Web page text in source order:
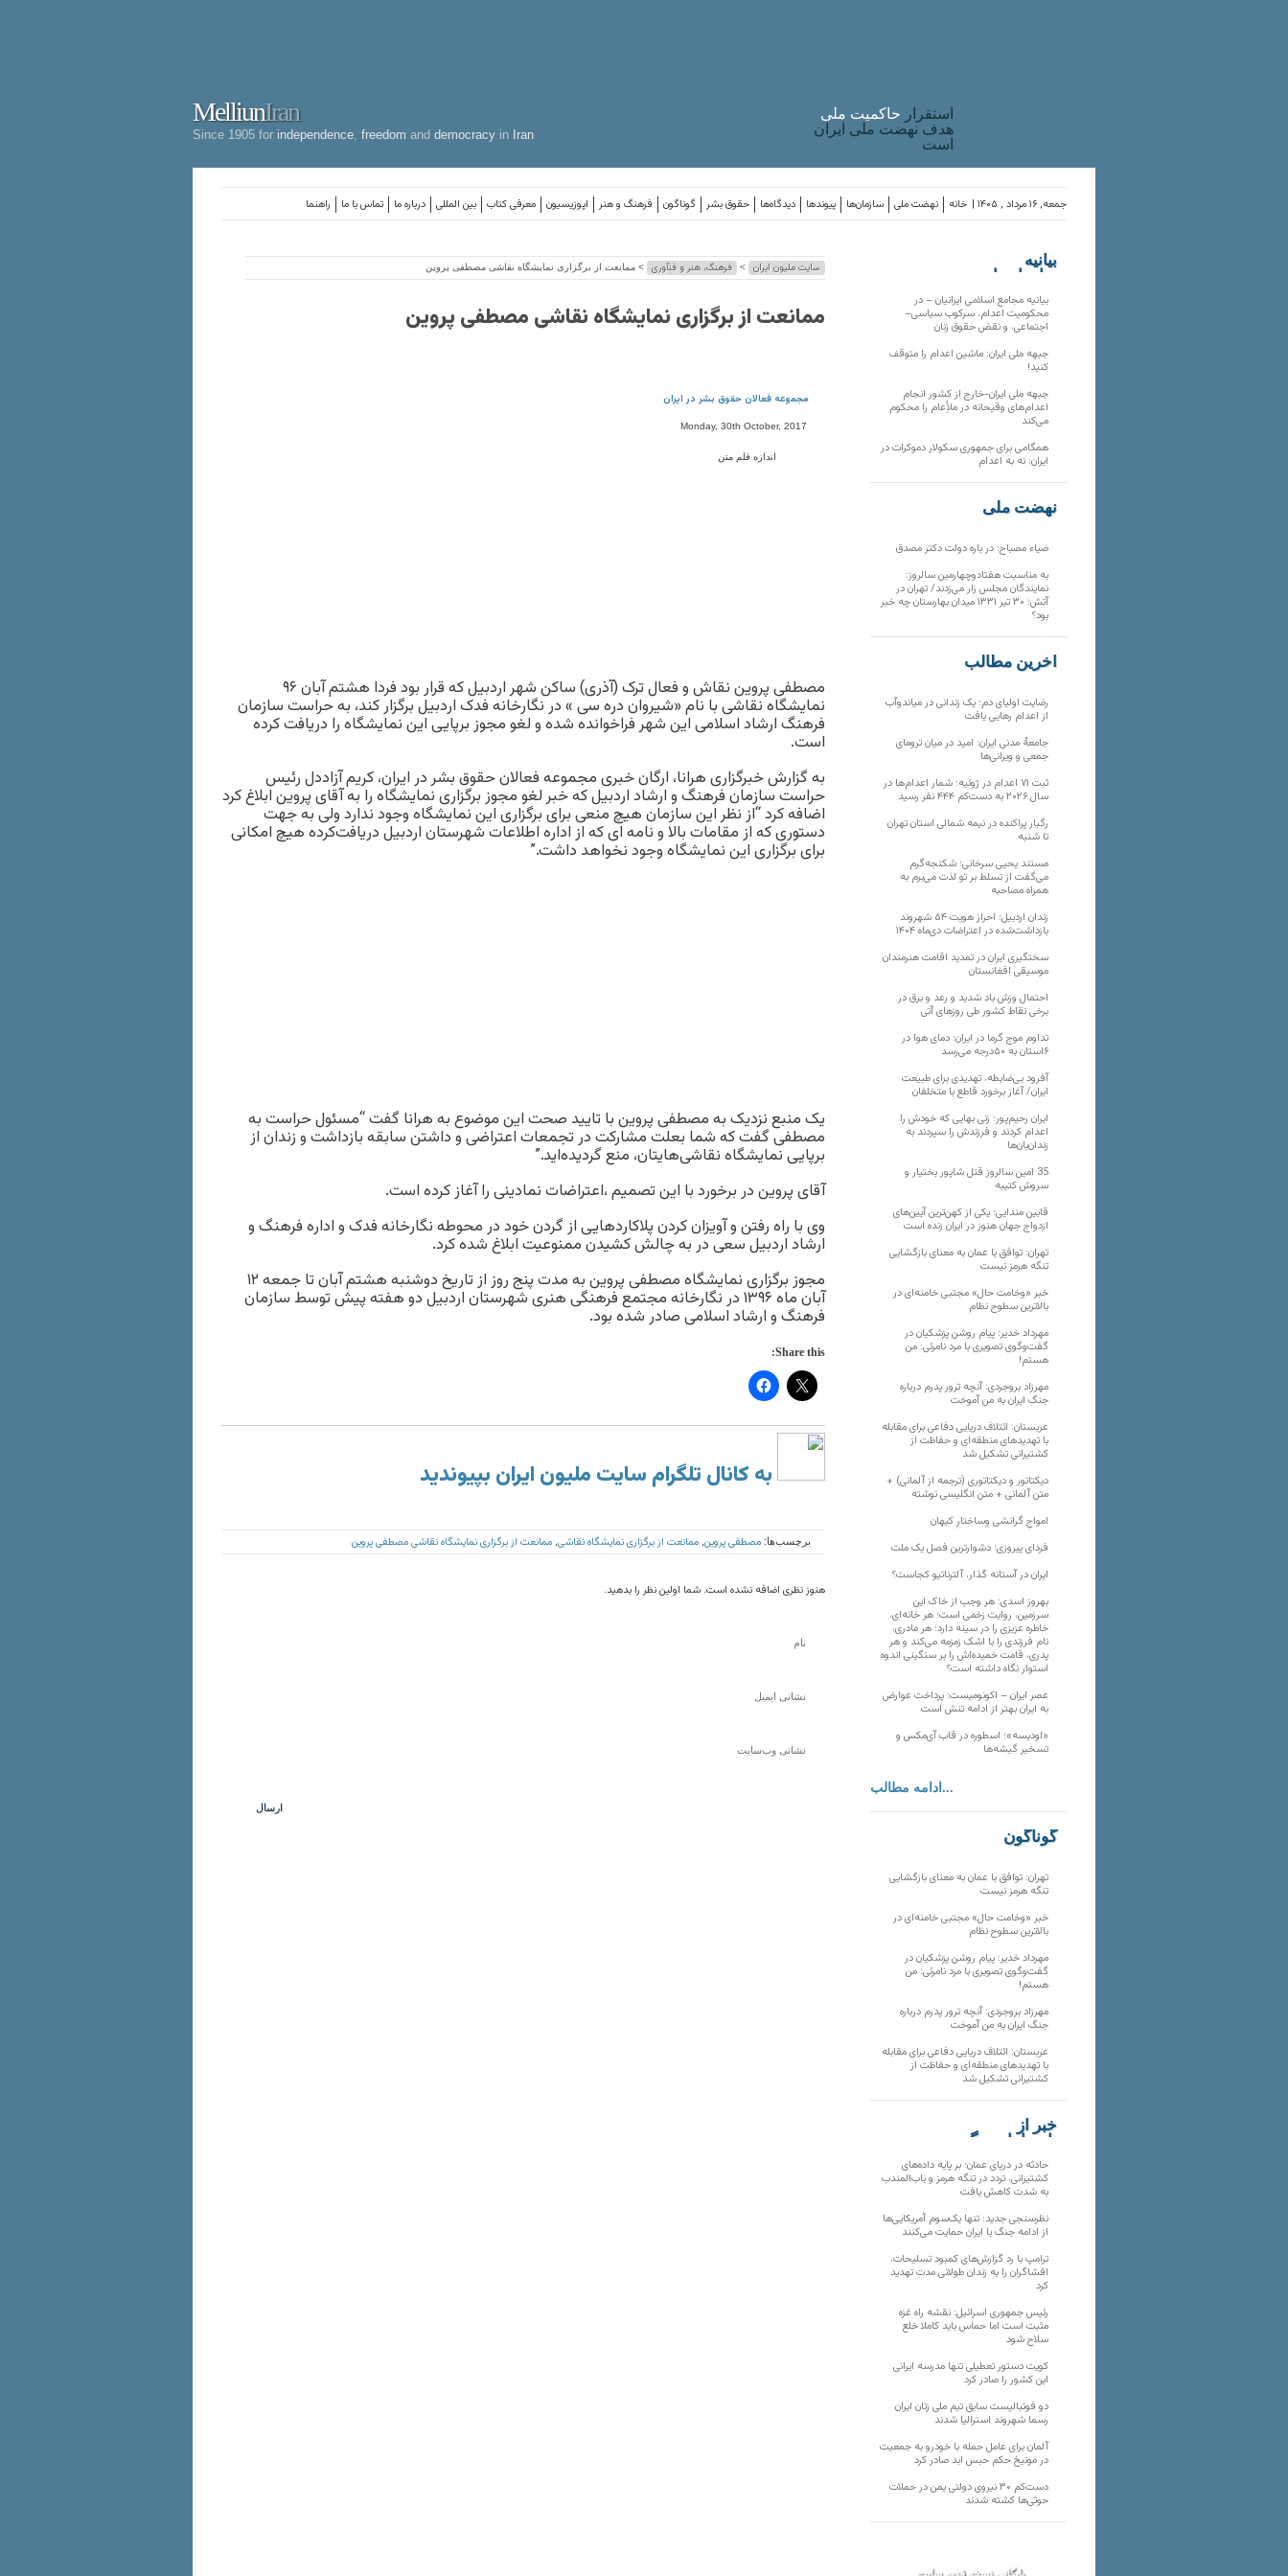
MelliunIran
Since 1905 for independence freedom and democracy in Iran
استقرار حاکميت ملی
هدف نهضت ملی ایران
است
راهنما تماس با ما درباره ما بین المللی معرفی کتاب اپوزیسیون فرهنگ و هنر گوناگون حقوق بشر دیدگاه‌ها پیوندها سازمان‌ها نهضت ملی خانه جمعه, ۱۶ مرداد , ۱۴۰۵ |
سایت ملیون ایران > فرهنگ، هنر و فنآوری > ممانعت از برگزاری نمایشگاه نقاشی مصطفی پروین
ممانعت از برگزاری نمایشگاه نقاشی مصطفی پروین
مجموعه فعالان حقوق بشر در ایران
Monday, 30th October, 2017
اندازه قلم متن
مصطفی پروین نقاش و فعال ترک (آذری) ساکن شهر اردبیل که قرار بود فردا هشتم آبان ۹۶
نمایشگاه نقاشی با نام «شیروان دره سی » در نگارخانه فدک اردبیل برگزار کند، به حراست سازمان
فرهنگ ارشاد اسلامی این شهر فراخوانده شده و لغو مجوز برپایی این نمایشگاه را دریافت کرده
است.
به گزارش خبرگزاری هرانا، ارگان خبری مجموعه فعالان حقوق بشر در ایران، کریم آزاددل رئیس
حراست سازمان فرهنگ و ارشاد اردبیل که خبر لغو مجوز برگزاری نمایشگاه را به آقای پروین ابلاغ کرد
اضافه کرد “از نظر این سازمان هیچ منعی برای برگزاری این نمایشگاه وجود ندارد ولی به جهت
دستوری که از مقامات بالا و نامه ای که از اداره اطلاعات شهرستان اردبیل دریافت‌کرده هیچ امکانی
برای برگزاری این نمایشگاه وجود نخواهد داشت.”
یک منبع نزدیک به مصطفی پروین با تایید صحت این موضوع به هرانا گفت “مسئول حراست به
مصطفی گفت که شما بعلت مشارکت در تجمعات اعتراضی و داشتن سابقه بازداشت و زندان از
برپایی نمایشگاه نقاشی‌هایتان، منع گردیده‌اید.”
آقای پروین در برخورد با این تصمیم ،اعتراضات نمادینی را آغاز کرده است.
وی با راه رفتن و آویزان کردن پلاکاردهایی از گردن خود در محوطه نگارخانه فدک و اداره فرهنگ و
ارشاد اردبیل سعی در به چالش کشیدن ممنوعیت ابلاغ شده کرد.
مجوز برگزاری نمایشگاه مصطفی پروین به مدت پنج روز از تاریخ دوشنبه هشتم آبان تا جمعه ۱۲
آبان ماه ۱۳۹۶ در نگارخانه مجتمع فرهنگی هنری شهرستان اردبیل دو هفته پیش توسط سازمان
فرهنگ و ارشاد اسلامی صادر شده بود.
Share this:
به کانال تلگرام سایت ملیون ایران بپیوندید
برچسب‌ها: مصطفی پروین ممانعت از برگزاری نمایشگاه نقاشی ممانعت از برگزاری نمایشگاه نقاشی مصطفی پروین
هنوز نظری اضافه نشده است. شما اولین نظر را بدهید.
بیانیه
سازمان‌های
بیانیه مجامع اسلامی ایرانیان – در
محکومیت اعدام، سرکوب سیاسی–
اجتماعی، و نقض حقوق زنان
جبهه ملی ایران: ماشین اعدام را متوقف
کنید!
جبهه ملی ایران-خارج از کشور انجام
اعدام‌های وقیحانه در ملأِعام را محکوم
می‌کند
همگامی برای جمهوری سکولار دموکرات در
ایران: نه به اعدام
نهضت ملی
ضیاء مصباح: در باره دولت دکتر مصدق
به مناسبت هفتادوچهارمین سالروز:
نمایندگان مجلس زار می‌زدند/ تهران در
آتش؛ ۳۰ تیر ۱۳۳۱ میدان بهارستان چه خبر
بود؟
آخرین مطالب
رضایت اولیای دم؛ یک زندانی در میاندوآب
از اعدام رهایی یافت
جامعهٔ مدنی ایران: امید در میان ترومای
جمعی و ویرانی‌ها
ثبت ۷۱ اعدام در ژوئیه؛ شمار اعدام‌ها در
سال ۲۰۲۶ به دست‌کم ۴۴۴ نفر رسید
رگبار پراکنده در نیمه شمالی استان تهران
تا شنبه
مستند یحیی سرخانی؛ شکنجه‌گرم
می‌گفت از تسلط بر تو لذت می‌برم به
همراه مصاحبه
زندان اردبیل؛ احراز هویت ۵۴ شهروند
بازداشت‌شده در اعتراضات دی‌ماه ۱۴۰۴
سختگیری ایران در تمدید اقامت هنرمندان
موسیقی افغانستان
احتمال وزش باد شدید و رعد و برق در
برخی نقاط کشور طی روزهای آتی
تداوم موج گرما در ایران؛ دمای هوا در
۶استان به ۵۰درجه می‌رسد
آفرود بی‌ضابطه، تهدیدی برای طبیعت
ایران/ آغاز برخورد قاطع با متخلفان
ایران رحیم‌پور؛ زنی بهایی که خودش را
اعدام کردند و فرزندش را سپردند به
زندان‌بان‌ها
35 امین سالروز قتل شاپور بختیار و
سروش کتیبه
قابین مندایی؛ یکی از کهن‌ترین آیین‌های
ازدواج جهان هنوز در ایران زنده است
تهران: توافق با عمان به معنای بازگشایی
تنگه هرمز نیست
خبر «وخامت حال» مجتبی خامنه‌ای در
بالاترین سطوح نظام
مهرداد خدیر: پیام روشن پزشکیان در
گفت‌و‌گوی تصویری با مرد نامرئی: من
هستم!
مهرزاد بروجردی: آنچه ترور پدرم درباره
جنگ ایران به من آموخت
عربستان: ائتلاف دریایی دفاعی برای مقابله
با تهدیدهای منطقه‌ای و حفاظت از
کشتیرانی تشکیل شد
دیکتاتور و دیکتاتوری (ترجمه از آلمانی) +
متن آلمانی + متن انگلیسی نوشته
‌امواجِ گرانشی وساختارِ کیهان
فردای پیروزی؛ دشوارترین فصل یک ملت
ایران در آستانه گذار، آلترناتیو کجاست؟
بهروز اسدی: هر وجب از خاک‌ این
سرزمین، روایت زخمی است؛ هر خانه‌ای،
خاطره عزیزی را در سینه دارد؛ هر مادری،
نام فرزندی را با اشک زمزمه می‌کند و هر
پدری، قامت خمیده‌اش را بر سنگینی اندوه
استوار نگاه داشته است؟
عصر ایران – اکونومیست: پرداخت عوارض
به ایران بهتر از ادامه تنش است
«اودیسه»؛ اسطوره در قاب آی‌مکس و
تسخیر گیشه‌ها
ادامه مطالب...
گوناگون
تهران: توافق با عمان به معنای بازگشایی
تنگه هرمز نیست
خبر «وخامت حال» مجتبی خامنه‌ای در
بالاترین سطوح نظام
مهرداد خدیر: پیام روشن پزشکیان در
گفت‌و‌گوی تصویری با مرد نامرئی: من
هستم!
مهرزاد بروجردی: آنچه ترور پدرم درباره
جنگ ایران به من آموخت
عربستان: ائتلاف دریایی دفاعی برای مقابله
با تهدیدهای منطقه‌ای و حفاظت از
کشتیرانی تشکیل شد
خبر از
تارنماهای دیگر
حادثه در دریای عمان؛ بر پایه داده‌های
کشتیرانی، تردد در تنگه هرمز و باب‌المندب
به شدت کاهش یافت
نظرسنجی جدید: تنها یک‌سوم آمریکایی‌ها
از ادامه جنگ با ایران حمایت می‌کنند
ترامپ با رد گزارش‌های کمبود تسلیحات،
افشاگران را به زندان طولانی مدت تهدید
کرد
رئیس‌ جمهوری اسرائیل: نقشه راه غزه
مثبت است اما حماس باید کاملا خلع
سلاح شود
کویت دستور تعطیلی تنها مدرسه ایرانی
این کشور را صادر کرد
دو فوتبالیست سابق تیم ملی زنان ایران
رسما شهروند استرالیا شدند
آلمان برای عامل حمله با خودرو به جمعیت
در مونیخ حکم حبس ابد صادر کرد
دست‌کم ۳۰ نیروی دولتی یمن در حملات
حوثی‌ها کشته شدند
بایگانی نسخه قدیم سایت